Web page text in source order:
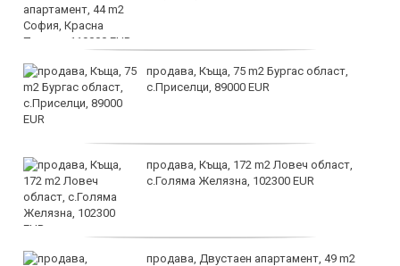
продава, Къща, 75 m2 Бургас област,
с.Приселци, 89000 EUR
продава, Къща, 172 m2 Ловеч област,
с.Голяма Желязна, 102300 EUR
продава, Двустаен апартамент, 49 m2